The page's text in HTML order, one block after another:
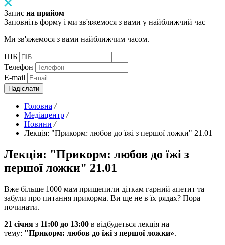
Запис на прийом
Заповніть форму і ми зв'яжемося з вами у найближчий час
Ми зв'яжемося з вами найближчим часом.
ПІБ
Телефон
E-mail
Надіслати
Головна /
Медіацентр /
Новини /
Лекція: "Прикорм: любов до їжі з першої ложки" 21.01
Лекція: "Прикорм: любов до їжі з
першої ложки" 21.01
Вже більше 1000 мам прищепили діткам гарний апетит та
забули про питання прикорма. Ви ще не в їх рядах? Пора
починати.
21 січня з 11:00 до 13:00 в відбудеться лекція на
тему: "Прикорм: любов до їжі з першої ложки».